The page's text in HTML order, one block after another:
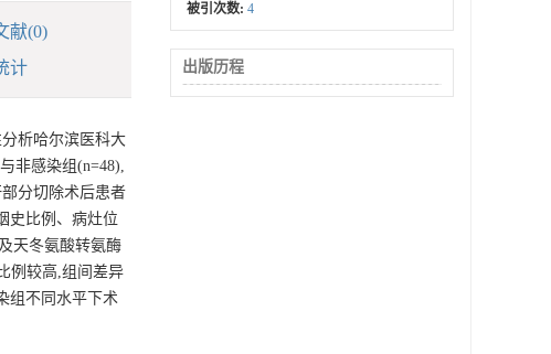
献(0)
计
析哈尔滨医科大
非感染组(n=48),
分切除术后患者
史比例、病灶位
天冬氨酸转氨酶
例较高,组间差异
组不同水平下术
被引次数:4
出版历程